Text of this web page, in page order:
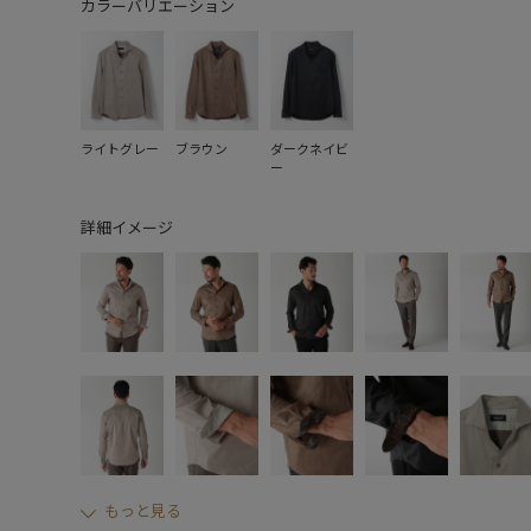
カラーバリエーション
ライトグレー ブラウン
ダークネイビ
ー
詳細イメージ
もっと見る